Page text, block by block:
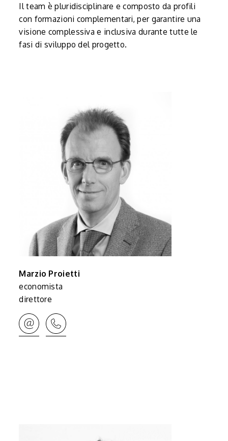
Il team è pluridisciplinare e composto da profili
con formazioni complementari, per garantire una
visione complessiva e inclusiva durante tutte le
fasi di sviluppo del progetto.
Marzio Proietti
economista
direttore